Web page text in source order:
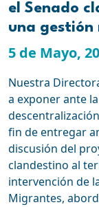
el Senado
una
5 de Mayo,
Nuestra
a exponer ante
fin de entregar
discusión del
clandestino al
intervención de
Migrantes,